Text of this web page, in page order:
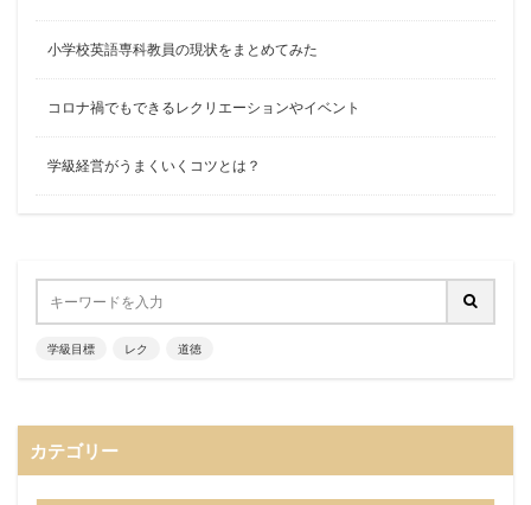
小学校英語専科教員の現状をまとめてみた
コロナ禍でもできるレクリエーションやイベント
学級経営がうまくいくコツとは？
学級目標 レク 道徳
カテゴリー